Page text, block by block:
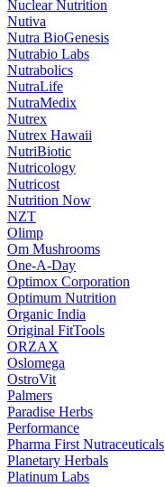
Nuclear Nutrition
Nutiva
Nutra BioGenesis
Nutrabio Labs
Nutrabolics
NutraLife
NutraMedix
Nutrex
Nutrex Hawaii
NutriBiotic
Nutricology
Nutricost
Nutrition Now
NZT
Olimp
Om Mushrooms
One-A-Day
Optimox Corporation
Optimum Nutrition
Organic India
Original FitTools
ORZAX
Oslomega
OstroVit
Palmers
Paradise Herbs
Performance
Pharma First Nutraceuticals
Planetary Herbals
Platinum Labs